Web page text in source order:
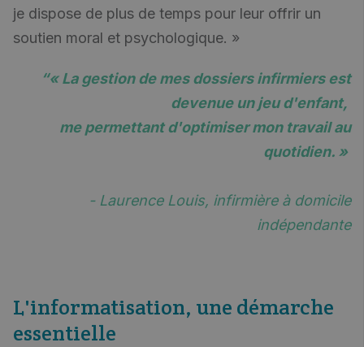
je dispose de plus de temps pour leur offrir un
soutien moral et psychologique. »
“« La gestion de mes dossiers infirmiers est
devenue un jeu d'enfant,
me permettant d'optimiser mon travail au
quotidien. »
- Laurence Louis, infirmière à domicile
indépendante
L'informatisation, une démarche
essentielle